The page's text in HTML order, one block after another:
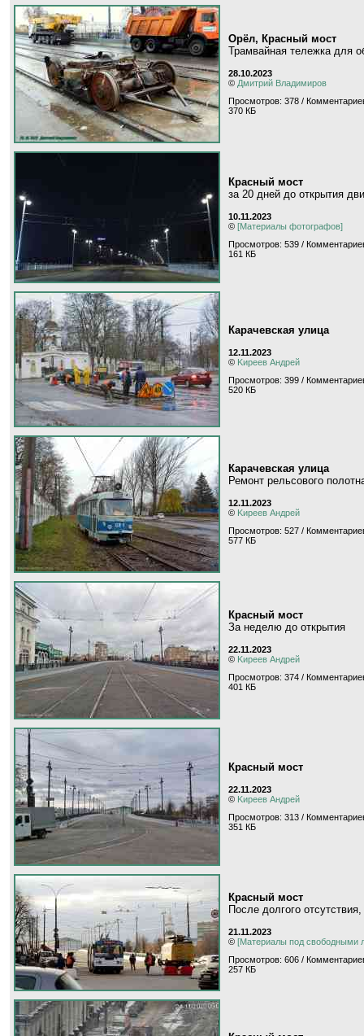
Орёл, Красный мост
Трамвайная тележка для
28.10.2023
© Дмитрий Владимиров
Просмотров: 378 /
370 КБ
Красный мост
за 20 дней до открытия
10.11.2023
© [Материалы фотографов]
Просмотров: 539 /
161 КБ
Карачевская улица
12.11.2023
© Kиpeeв Aндpeй
Просмотров: 399 /
520 КБ
Карачевская улица
Ремонт рельсового
12.11.2023
© Kиpeeв Aндpeй
Просмотров: 527 /
577 КБ
Красный мост
За неделю до открытия
22.11.2023
© Kиpeeв Aндpeй
Просмотров: 374 /
401 КБ
Красный мост
22.11.2023
© Kиpeeв Aндpeй
Просмотров: 313 /
351 КБ
Красный мост
После долгого
21.11.2023
© [Материалы под свободными
Просмотров: 606 /
257 КБ